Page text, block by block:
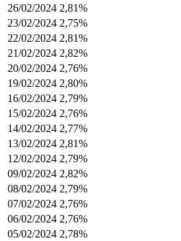
26/02/2024 2,81%
23/02/2024 2,75%
22/02/2024 2,81%
21/02/2024 2,82%
20/02/2024 2,76%
19/02/2024 2,80%
16/02/2024 2,79%
15/02/2024 2,76%
14/02/2024 2,77%
13/02/2024 2,81%
12/02/2024 2,79%
09/02/2024 2,82%
08/02/2024 2,79%
07/02/2024 2,76%
06/02/2024 2,76%
05/02/2024 2,78%